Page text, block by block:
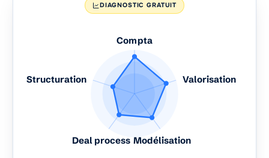
DIAGNOSTIC GRATUIT
Compta
Valorisation
Modélisation
Deal process
Structuration